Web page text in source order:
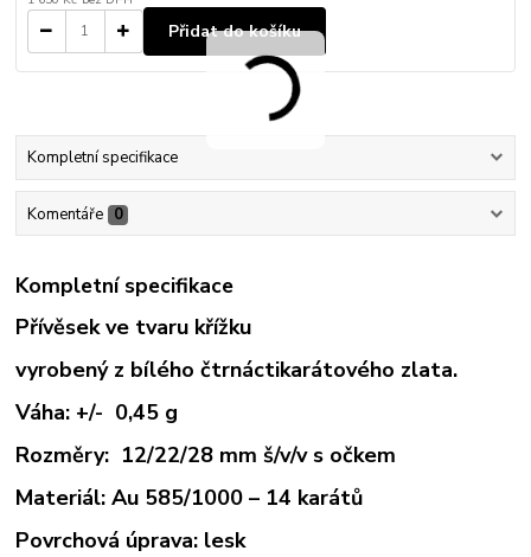
Přidat do košíku
Kompletní specifikace
Komentáře 0
Kompletní specifikace
Přívěsek ve tvaru křížku
vyrobený z bílého čtrnáctikarátového zlata.
Váha: +/- 0,45 g
Rozměry: 12/22/28 mm š/v/v s očkem
Materiál: Au 585/1000 – 14 karátů
Povrchová úprava: lesk